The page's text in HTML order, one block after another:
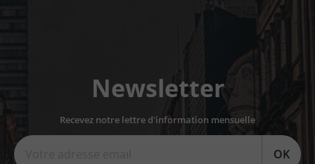
Newsletter
Recevez notre lettre d'information mensuelle
OK